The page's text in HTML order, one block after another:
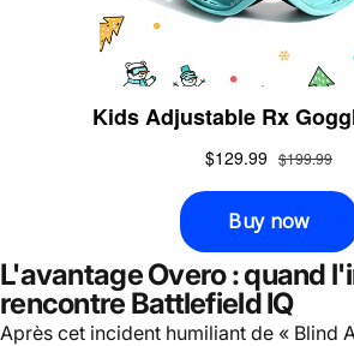
L'avantage Overo : quand
rencontre Battlefield IQ
Après cet incident humiliant de « Blind